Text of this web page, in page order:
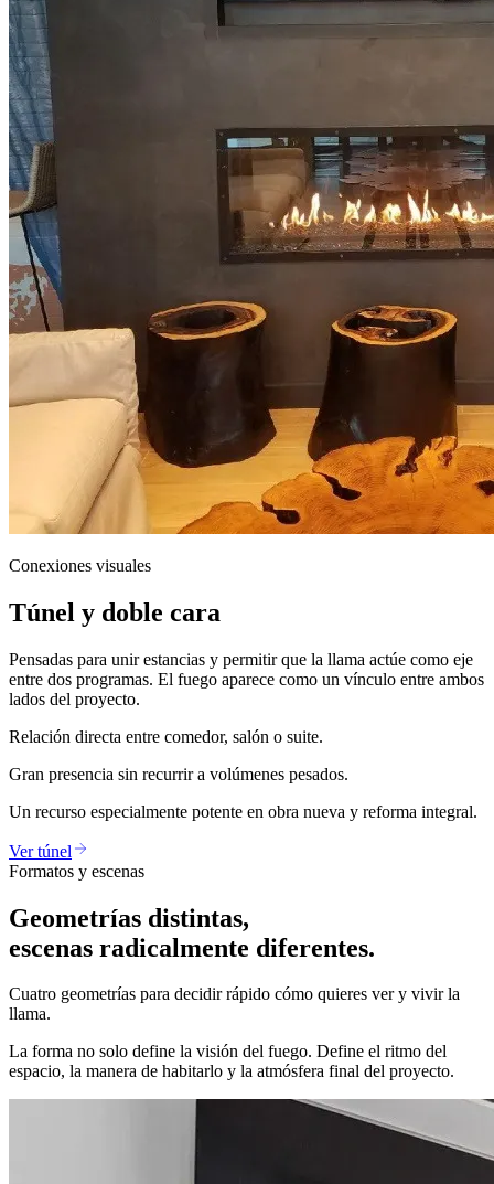
Conexiones visuales
Túnel y doble cara
Pensadas para unir estancias y permitir que la llama actúe como eje
entre dos programas. El fuego aparece como un vínculo entre ambos
lados del proyecto.
Relación directa entre comedor, salón o suite.
Gran presencia sin recurrir a volúmenes pesados.
Un recurso especialmente potente en obra nueva y reforma integral.
Ver túnel
Formatos y escenas
Geometrías distintas,
escenas radicalmente diferentes.
Cuatro geometrías para decidir rápido cómo quieres ver y vivir la
llama.
La forma no solo define la visión del fuego. Define el ritmo del
espacio, la manera de habitarlo y la atmósfera final del proyecto.